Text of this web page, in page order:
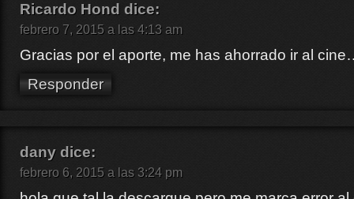
Ricardo Hond dice:
febrero 7, 2015 a las 4:13 am
Gracias por el aporte, me has ahorrado ir al
Responder
dany dice:
febrero 6, 2015 a las 3:24 pm